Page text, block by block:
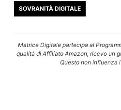
SOVRANITÀ DIGITALE
Matrice Digitale partecipa al
qualità di Affiliato Amazon, ricevo un
Questo non influenza